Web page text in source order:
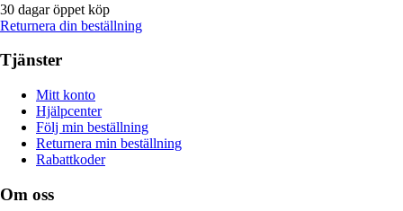
30 dagar öppet köp
Returnera din beställning
Tjänster
Mitt konto
Hjälpcenter
Följ min beställning
Returnera min beställning
Rabattkoder
Om oss